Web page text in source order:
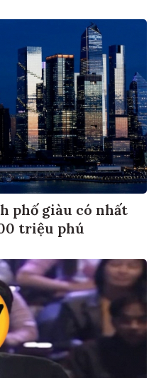
phố giàu có nhất
triệu phú